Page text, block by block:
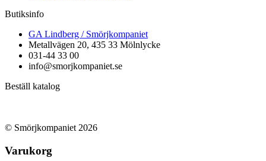
Butiksinfo
GA Lindberg / Smörjkompaniet
Metallvägen 20, 435 33 Mölnlycke
031-44 33 00
info@smorjkompaniet.se
Beställ katalog
© Smörjkompaniet 2026
Varukorg